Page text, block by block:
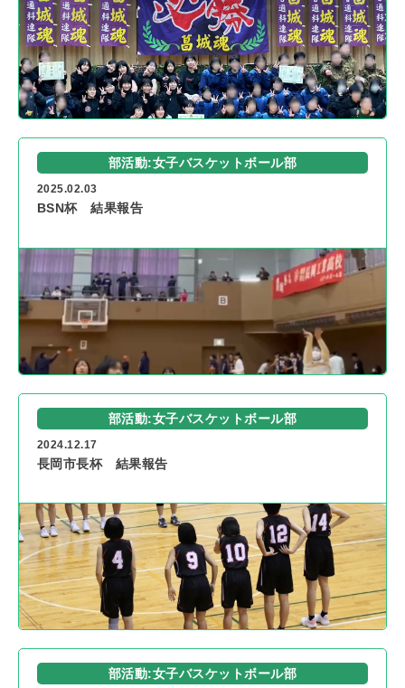
部活動:女子バスケットボール部
2025.02.03
BSN杯 結果報告
部活動:女子バスケットボール部
2024.12.17
長岡市長杯 結果報告
部活動:女子バスケットボール部